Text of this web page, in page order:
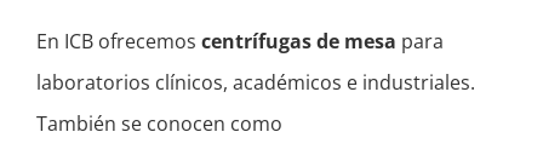
En ICB ofrecemos centrífugas de mesa para
laboratorios clínicos, académicos e industriales.
También se conocen como